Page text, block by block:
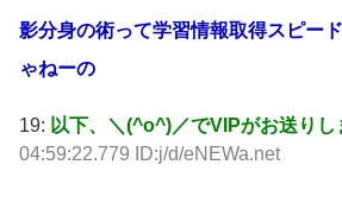
影分身の術って学習情報取得スピー
ゃねーの
19: 以下、＼(^o^)／でVIPがお送りし
04:59:22.779 ID:j/d/eNEWa.net